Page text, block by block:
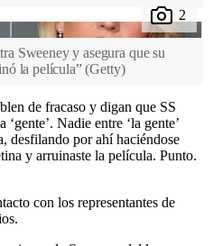
Sweeney y asegura que su
la película” (Getty)
de fracaso y digan que SS
Nadie entre ‘la gente’
desfilando por ahí haciéndose
y arruinaste la película. Punto.
con los representantes de